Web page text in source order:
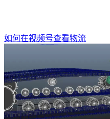
如何在视频号查看物流